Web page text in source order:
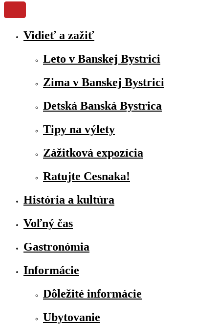
Vidieť a zažiť
Leto v Banskej Bystrici
Zima v Banskej Bystrici
Detská Banská Bystrica
Tipy na výlety
Zážitková expozícia
Ratujte Cesnaka!
História a kultúra
Voľný čas
Gastronómia
Informácie
Dôležité informácie
Ubytovanie